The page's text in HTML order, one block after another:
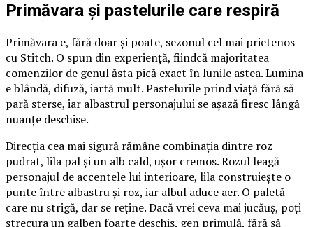
Primăvara și pastelurile care respiră
Primăvara e, fără doar și poate, sezonul cel mai prietenos
cu Stitch. O spun din experiență, fiindcă majoritatea
comenzilor de genul ăsta pică exact în lunile astea. Lumina
e blândă, difuză, iartă mult. Pastelurile prind viață fără să
pară sterse, iar albastrul personajului se așază firesc lângă
nuanțe deschise.
Direcția cea mai sigură rămâne combinația dintre roz
pudrat, lila pal și un alb cald, ușor cremos. Rozul leagă
personajul de accentele lui interioare, lila construiește o
punte între albastru și roz, iar albul aduce aer. O paletă
care nu strigă, dar se reține. Dacă vrei ceva mai jucăuș, poți
strecura un galben foarte deschis, gen primulă, fără să